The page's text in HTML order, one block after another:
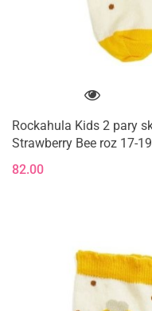
Rockahula Kids 2 pary
Strawberry Bee roz 17-
82.00